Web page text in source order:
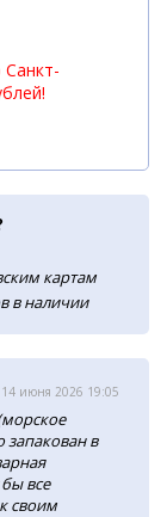
Санкт-
картам
в наличии
14 июня 2026 19:05
запакован в
все
своим